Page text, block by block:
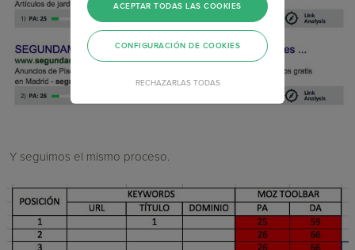
Y seguimos el mismo proceso.
RECHAZARLAS TODAS
ACEPTAR TODAS LAS COOKIES
CONFIGURACIÓN DE COOKIES